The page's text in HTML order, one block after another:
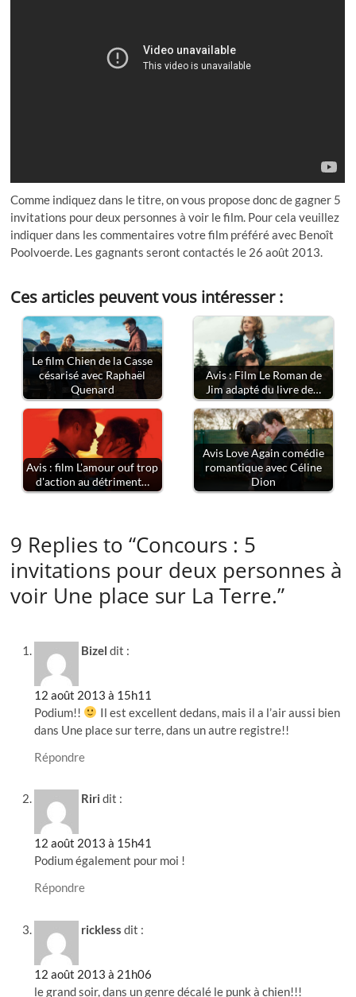
Comme indiquez dans le titre, on vous propose donc de gagner 5
invitations pour deux personnes à voir le film. Pour cela veuillez
indiquer dans les commentaires votre film préféré avec Benoît
Poolvoerde. Les gagnants seront contactés le 26 août 2013.
Ces articles peuvent vous intéresser :
Le film Chien de la Casse
césarisé avec Raphaël
Quenard
Avis : Film Le Roman de
Jim adapté du livre de…
Avis : film L'amour ouf trop
d'action au détriment…
Avis Love Again comédie
romantique avec Céline
Dion
9 Replies to “Concours : 5
invitations pour deux personnes à
voir Une place sur La Terre.”
Bizel dit :
12 août 2013 à 15h11
Podium!!
Il est excellent dedans, mais il a l’air aussi bien
dans Une place sur terre, dans un autre registre!!
Répondre
Riri dit :
12 août 2013 à 15h41
Podium également pour moi !
Répondre
rickless dit :
12 août 2013 à 21h06
le grand soir, dans un genre décalé le punk à chien!!!